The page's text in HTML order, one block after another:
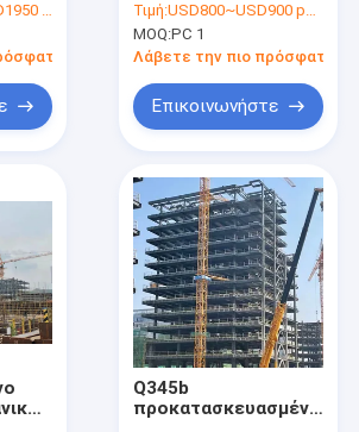
ton
τιμή
οικοδόμησης ανόδου
δομών χάλυβα
Τιμή:USD800~USD900 per ton
MOQ:PC 1
Λάβετε την πιο πρόσφατη
Επικοινωνήστε
Q345b
προκατασκευασμένο